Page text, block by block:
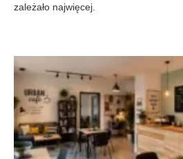
zależało najwięcej.